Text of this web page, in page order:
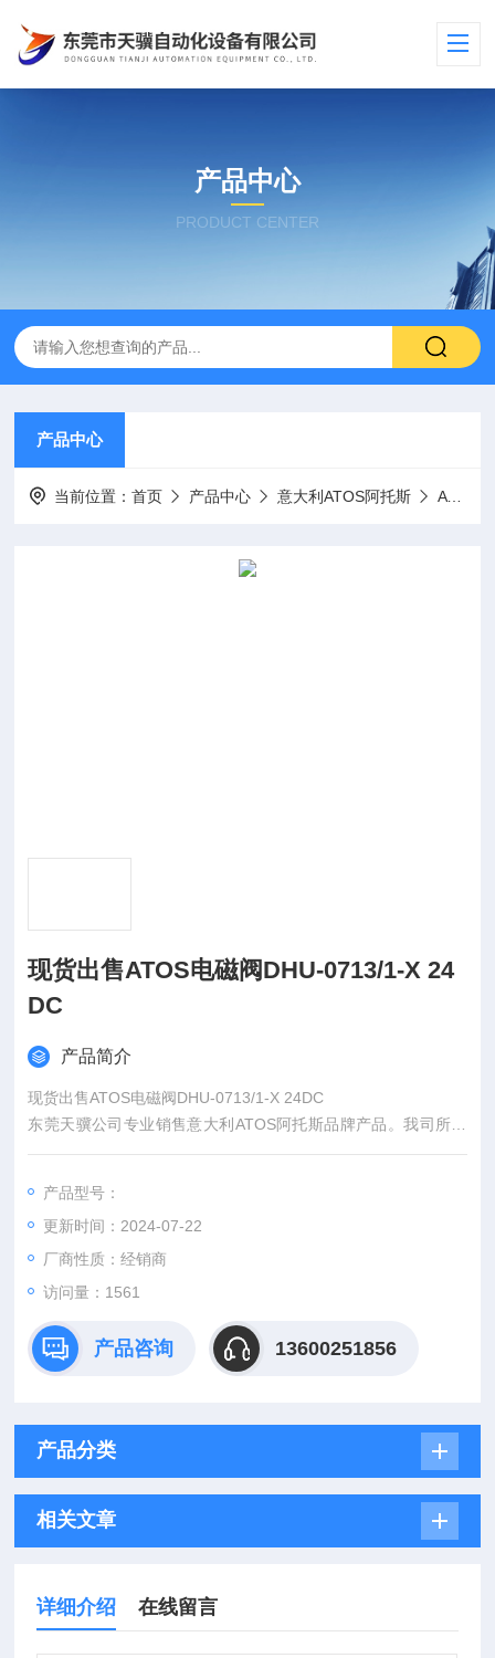
产品中心
PRODUCT CENTER
产品中心
当前位置：首页 产品中心 意大利ATOS阿托斯 ATOS电磁阀
现货出售ATOS电磁阀DHU-0713/1-X 24
DC
产品简介
现货出售ATOS电磁阀DHU-0713/1-X 24DC
东莞天骥公司专业销售意大利ATOS阿托斯品牌产品。我司所供
产品为意大利*正品货源。假一赔十，价格实惠，专业可信赖。是
产品型号：
更新时间：2024-07-22
厂商性质：经销商
访问量：1561
产品咨询 13600251856
产品分类
相关文章
详细介绍 在线留言